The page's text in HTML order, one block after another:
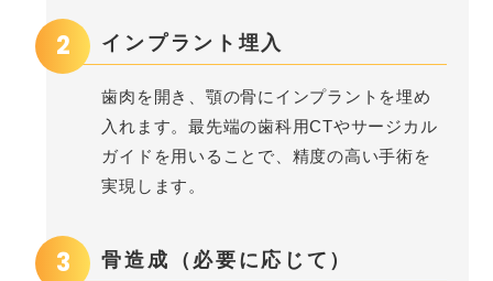
2 インプラント埋入
歯肉を開き、顎の骨にインプラントを埋め
入れます。最先端の歯科用CTやサージカル
ガイドを用いることで、精度の高い手術を
実現します。
3 骨造成（必要に応じて）